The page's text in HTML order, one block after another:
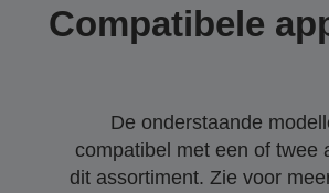
Compatibele
De onderstaande
compatibel met een of twee
dit assortiment. Zie voor